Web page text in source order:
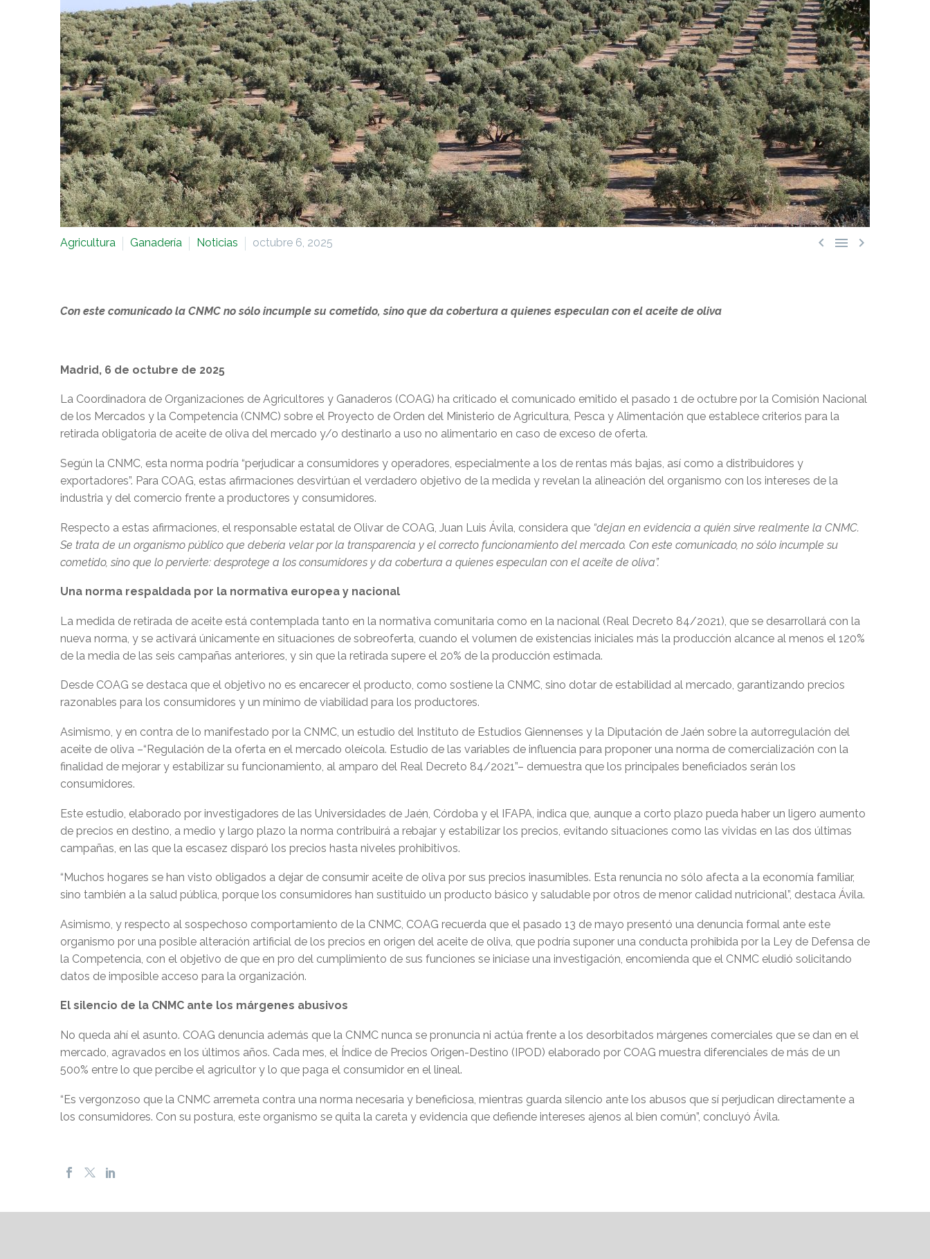
  
Agricultura Ganadería Noticias octubre 6, 2025
Con este comunicado la CNMC no sólo incumple su cometido, sino que da cobertura a quienes especulan con el aceite de oliva
Madrid, 6 de octubre de 2025
La Coordinadora de Organizaciones de Agricultores y Ganaderos (COAG) ha criticado el comunicado emitido el pasado 1 de octubre por la Comisión Nacional
de los Mercados y la Competencia (CNMC) sobre el Proyecto de Orden del Ministerio de Agricultura, Pesca y Alimentación que establece criterios para la
retirada obligatoria de aceite de oliva del mercado y/o destinarlo a uso no alimentario en caso de exceso de oferta.
Según la CNMC, esta norma podría “perjudicar a consumidores y operadores, especialmente a los de rentas más bajas, así como a distribuidores y
exportadores”. Para COAG, estas afirmaciones desvirtúan el verdadero objetivo de la medida y revelan la alineación del organismo con los intereses de la
industria y del comercio frente a productores y consumidores.
Respecto a estas afirmaciones, el responsable estatal de Olivar de COAG, Juan Luis Ávila, considera que “dejan en evidencia a quién sirve realmente la CNMC.
Se trata de un organismo público que debería velar por la transparencia y el correcto funcionamiento del mercado. Con este comunicado, no sólo incumple su
cometido, sino que lo pervierte: desprotege a los consumidores y da cobertura a quienes especulan con el aceite de oliva”.
Una norma respaldada por la normativa europea y nacional
La medida de retirada de aceite está contemplada tanto en la normativa comunitaria como en la nacional (Real Decreto 84/2021), que se desarrollará con la
nueva norma, y se activará únicamente en situaciones de sobreoferta, cuando el volumen de existencias iniciales más la producción alcance al menos el 120%
de la media de las seis campañas anteriores, y sin que la retirada supere el 20% de la producción estimada.
Desde COAG se destaca que el objetivo no es encarecer el producto, como sostiene la CNMC, sino dotar de estabilidad al mercado, garantizando precios
razonables para los consumidores y un mínimo de viabilidad para los productores.
Asimismo, y en contra de lo manifestado por la CNMC, un estudio del Instituto de Estudios Giennenses y la Diputación de Jaén sobre la autorregulación del
aceite de oliva –“Regulación de la oferta en el mercado oleícola. Estudio de las variables de influencia para proponer una norma de comercialización con la
finalidad de mejorar y estabilizar su funcionamiento, al amparo del Real Decreto 84/2021”– demuestra que los principales beneficiados serán los
consumidores.
Este estudio, elaborado por investigadores de las Universidades de Jaén, Córdoba y el IFAPA, indica que, aunque a corto plazo pueda haber un ligero aumento
de precios en destino, a medio y largo plazo la norma contribuirá a rebajar y estabilizar los precios, evitando situaciones como las vividas en las dos últimas
campañas, en las que la escasez disparó los precios hasta niveles prohibitivos.
“Muchos hogares se han visto obligados a dejar de consumir aceite de oliva por sus precios inasumibles. Esta renuncia no sólo afecta a la economía familiar,
sino también a la salud pública, porque los consumidores han sustituido un producto básico y saludable por otros de menor calidad nutricional”, destaca Ávila.
Asimismo, y respecto al sospechoso comportamiento de la CNMC, COAG recuerda que el pasado 13 de mayo presentó una denuncia formal ante este
organismo por una posible alteración artificial de los precios en origen del aceite de oliva, que podría suponer una conducta prohibida por la Ley de Defensa de
la Competencia, con el objetivo de que en pro del cumplimiento de sus funciones se iniciase una investigación, encomienda que el CNMC eludió solicitando
datos de imposible acceso para la organización.
El silencio de la CNMC ante los márgenes abusivos
No queda ahí el asunto. COAG denuncia además que la CNMC nunca se pronuncia ni actúa frente a los desorbitados márgenes comerciales que se dan en el
mercado, agravados en los últimos años. Cada mes, el Índice de Precios Origen-Destino (IPOD) elaborado por COAG muestra diferenciales de más de un
500% entre lo que percibe el agricultor y lo que paga el consumidor en el lineal.
“Es vergonzoso que la CNMC arremeta contra una norma necesaria y beneficiosa, mientras guarda silencio ante los abusos que sí perjudican directamente a
los consumidores. Con su postura, este organismo se quita la careta y evidencia que defiende intereses ajenos al bien común”, concluyó Ávila.